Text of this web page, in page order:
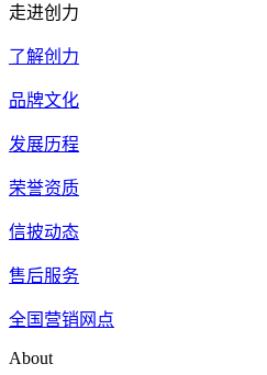
走进创力
了解创力
品牌文化
发展历程
荣誉资质
信披动态
售后服务
全国营销网点
About